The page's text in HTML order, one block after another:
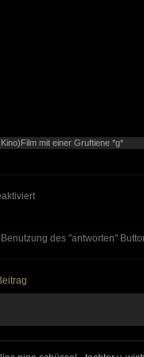
mit einer Gruftiene *g*
des "antworten"